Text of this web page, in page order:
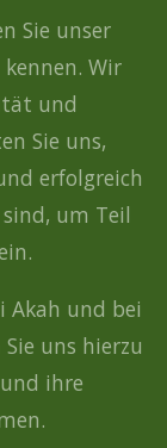
Sie unser
Wir
und
Sie uns,
erfolgreich
um Teil
Akah und bei
uns hierzu
ihre